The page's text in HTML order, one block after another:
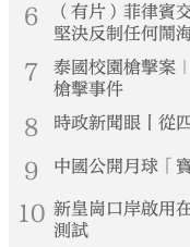
6
（有片）菲律賓
堅決反制任何鬧
7
泰國校園槍擊案
槍擊事件
8 時政新聞眼丨從
9 中國公開月球「
10 新皇崗口岸啟用
測試